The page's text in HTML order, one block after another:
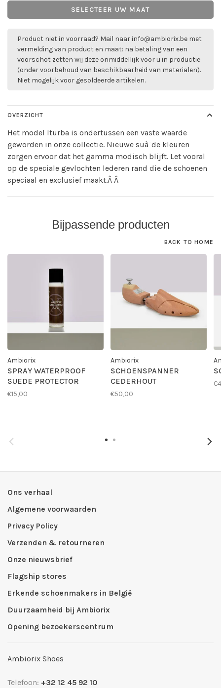
SELECTEER UW MAAT
Product niet in voorraad? Mail naarinfo@ambiorix.be met
vermelding van product en maat: na betaling van een
voorschot zetten wij deze onmiddellijk voor u in productie
(onder voorbehoud van beschikbaarheid van materialen).
Niet mogelijk voor gesoldeerde artikelen.
OVERZICHT
Het model Iturba is ondertussen een vaste waarde
geworden in onze collectie. Nieuwe suà¨de kleuren
zorgen ervoor dat het gamma modisch blijft. Let vooral
op de speciale gevlochten lederen rand die de schoenen
speciaal en exclusief maakt.Â Â
Bijpassende producten
BACK TO HOME
Ambiorix
SPRAY WATERPROOF
SUEDE PROTECTOR
€15,00
Ambiorix
SCHOENSPANNER
CEDERHOUT
€50,00
Ons verhaal
Algemene voorwaarden
Privacy Policy
Verzenden & retourneren
Onze nieuwsbrief
Flagship stores
Erkende schoenmakers in België
Duurzaamheid bij Ambiorix
Opening bezoekerscentrum
Ambiorix Shoes
Telefoon: +32 12 45 92 10